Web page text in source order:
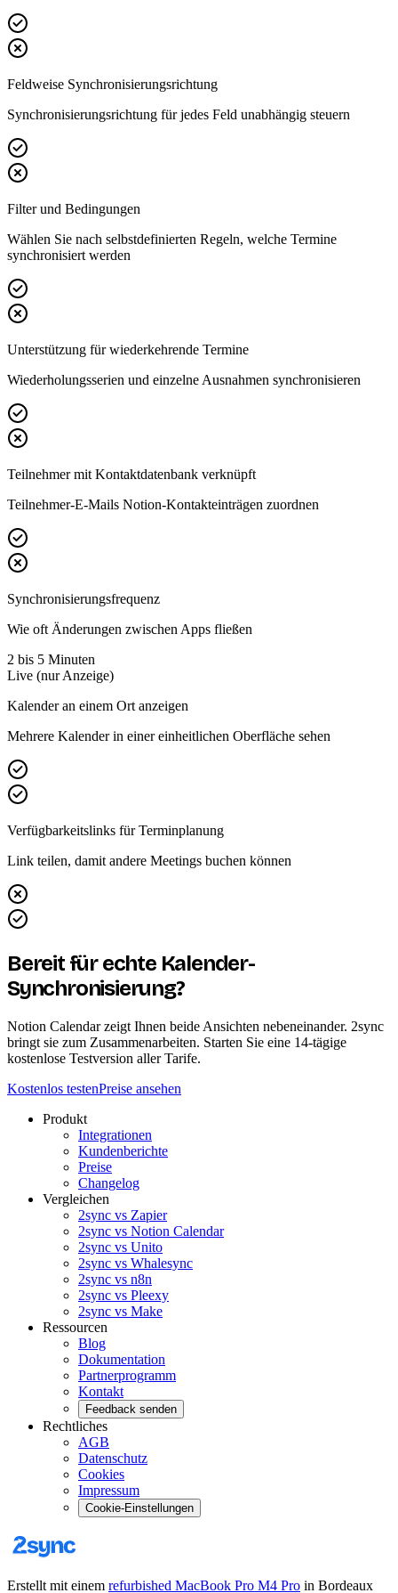
Feldweise Synchronisierungsrichtung
Synchronisierungsrichtung für jedes Feld unabhängig steuern
Filter und Bedingungen
Wählen Sie nach selbstdefinierten Regeln, welche Termine
synchronisiert werden
Unterstützung für wiederkehrende Termine
Wiederholungsserien und einzelne Ausnahmen synchronisieren
Teilnehmer mit Kontaktdatenbank verknüpft
Teilnehmer-E-Mails Notion-Kontakteinträgen zuordnen
Synchronisierungsfrequenz
Wie oft Änderungen zwischen Apps fließen
2 bis 5 Minuten
Live (nur Anzeige)
Kalender an einem Ort anzeigen
Mehrere Kalender in einer einheitlichen Oberfläche sehen
Verfügbarkeitslinks für Terminplanung
Link teilen, damit andere Meetings buchen können
Bereit für echte Kalender-
Synchronisierung?
Notion Calendar zeigt Ihnen beide Ansichten nebeneinander. 2sync
bringt sie zum Zusammenarbeiten. Starten Sie eine 14-tägige
kostenlose Testversion aller Tarife.
Kostenlos testenPreise ansehen
Produkt
Integrationen
Kundenberichte
Preise
Changelog
Vergleichen
2sync vs Zapier
2sync vs Notion Calendar
2sync vs Unito
2sync vs Whalesync
2sync vs n8n
2sync vs Pleexy
2sync vs Make
Ressourcen
Blog
Dokumentation
Partnerprogramm
Kontakt
Feedback senden
Rechtliches
AGB
Datenschutz
Cookies
Impressum
Cookie-Einstellungen
Erstellt mit einem refurbished MacBook Pro M4 Pro in Bordeaux